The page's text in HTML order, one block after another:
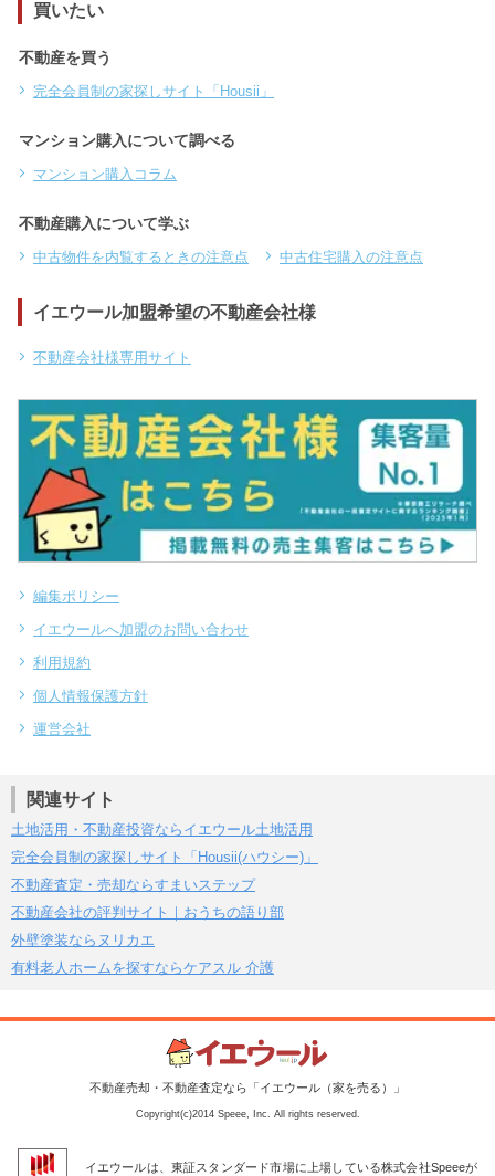
買いたい
不動産を買う
完全会員制の家探しサイト「Housii」
マンション購入について調べる
マンション購入コラム
不動産購入について学ぶ
中古物件を内覧するときの注意点 中古住宅購入の注意点
イエウール加盟希望の不動産会社様
不動産会社様専用サイト
編集ポリシー
イエウールへ加盟のお問い合わせ
利用規約
個人情報保護方針
運営会社
関連サイト
土地活用・不動産投資ならイエウール土地活用
完全会員制の家探しサイト「Housii(ハウシー)」
不動産査定・売却ならすまいステップ
不動産会社の評判サイト｜おうちの語り部
外壁塗装ならヌリカエ
有料老人ホームを探すならケアスル 介護
不動産売却・不動産査定なら「イエウール（家を売る）」
Copyright(c)2014 Speee, Inc. All rights reserved.
イエウールは、東証スタンダード市場に上場している株式会社Speeeが